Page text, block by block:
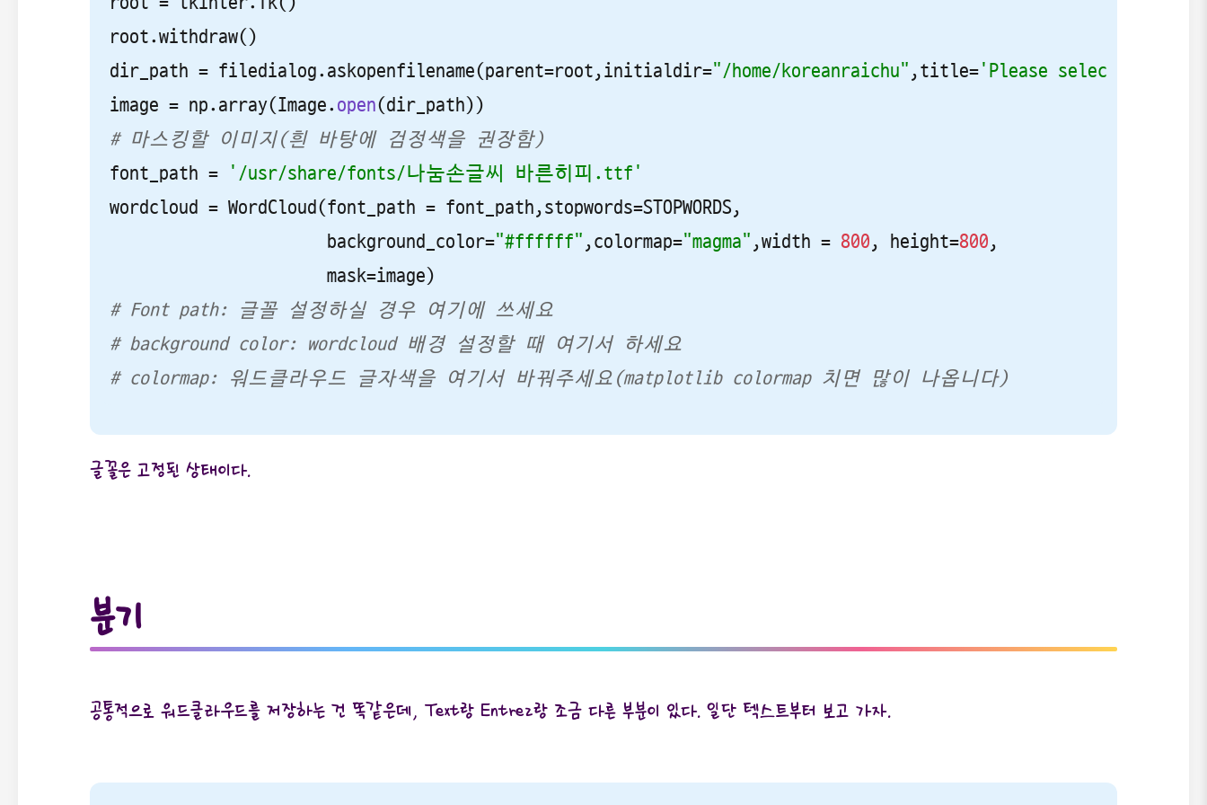
root.withdraw()
dir_path = filedialog.askopenfilename(parent=root,initialdir="/home/koreanraichu" ,title='Please select a
image = np.array(Image. open
# 마스킹할 이미지(흰 바탕에 검정색을 권장함)
font_path =
'/usr/share/fonts/나눔손글씨 바른히피.ttf'
wordcloud = WordCloud(font_path = font_path,stopwords=STOPWORDS,
                      background_color=
"#ffffff" ,colormap="magma" ,width = 800 , height=800 ,
# Font path: 글꼴 설정하실 경우 여기에 쓰세요
# background color: wordcloud 배경 설정할 때 여기서 하세요
# colormap: 워드클라우드 글자색을 여기서 바꿔주세요(matplotlib colormap 치면 많이 나옵니다)
글꼴은 고정된 상태이다.
분기
공통적으로 워드클라우드를 저장하는 건 똑같은데, Text랑 Entrez랑 조금 다른 부분이 있다. 일단 텍스트부터 보고 가자.